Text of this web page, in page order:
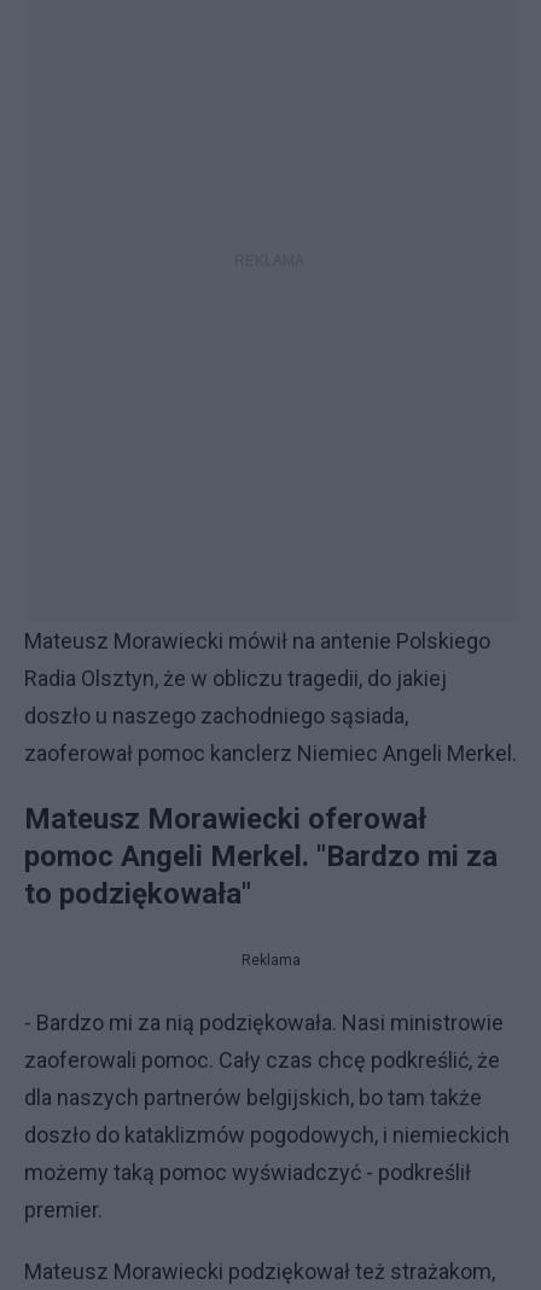
Mateusz Morawiecki mówił na antenie Polskiego
Radia Olsztyn, że w obliczu tragedii, do jakiej
doszło u naszego zachodniego sąsiada,
zaoferował pomoc kanclerz Niemiec Angeli Merkel.
Mateusz Morawiecki oferował
pomoc Angeli Merkel. "Bardzo mi za
to podziękowała"
Reklama
- Bardzo mi za nią podziękowała. Nasi ministrowie
zaoferowali pomoc. Cały czas chcę podkreślić, że
dla naszych partnerów belgijskich, bo tam także
doszło do kataklizmów pogodowych, i niemieckich
możemy taką pomoc wyświadczyć - podkreślił
premier.
Mateusz Morawiecki podziękował też strażakom,